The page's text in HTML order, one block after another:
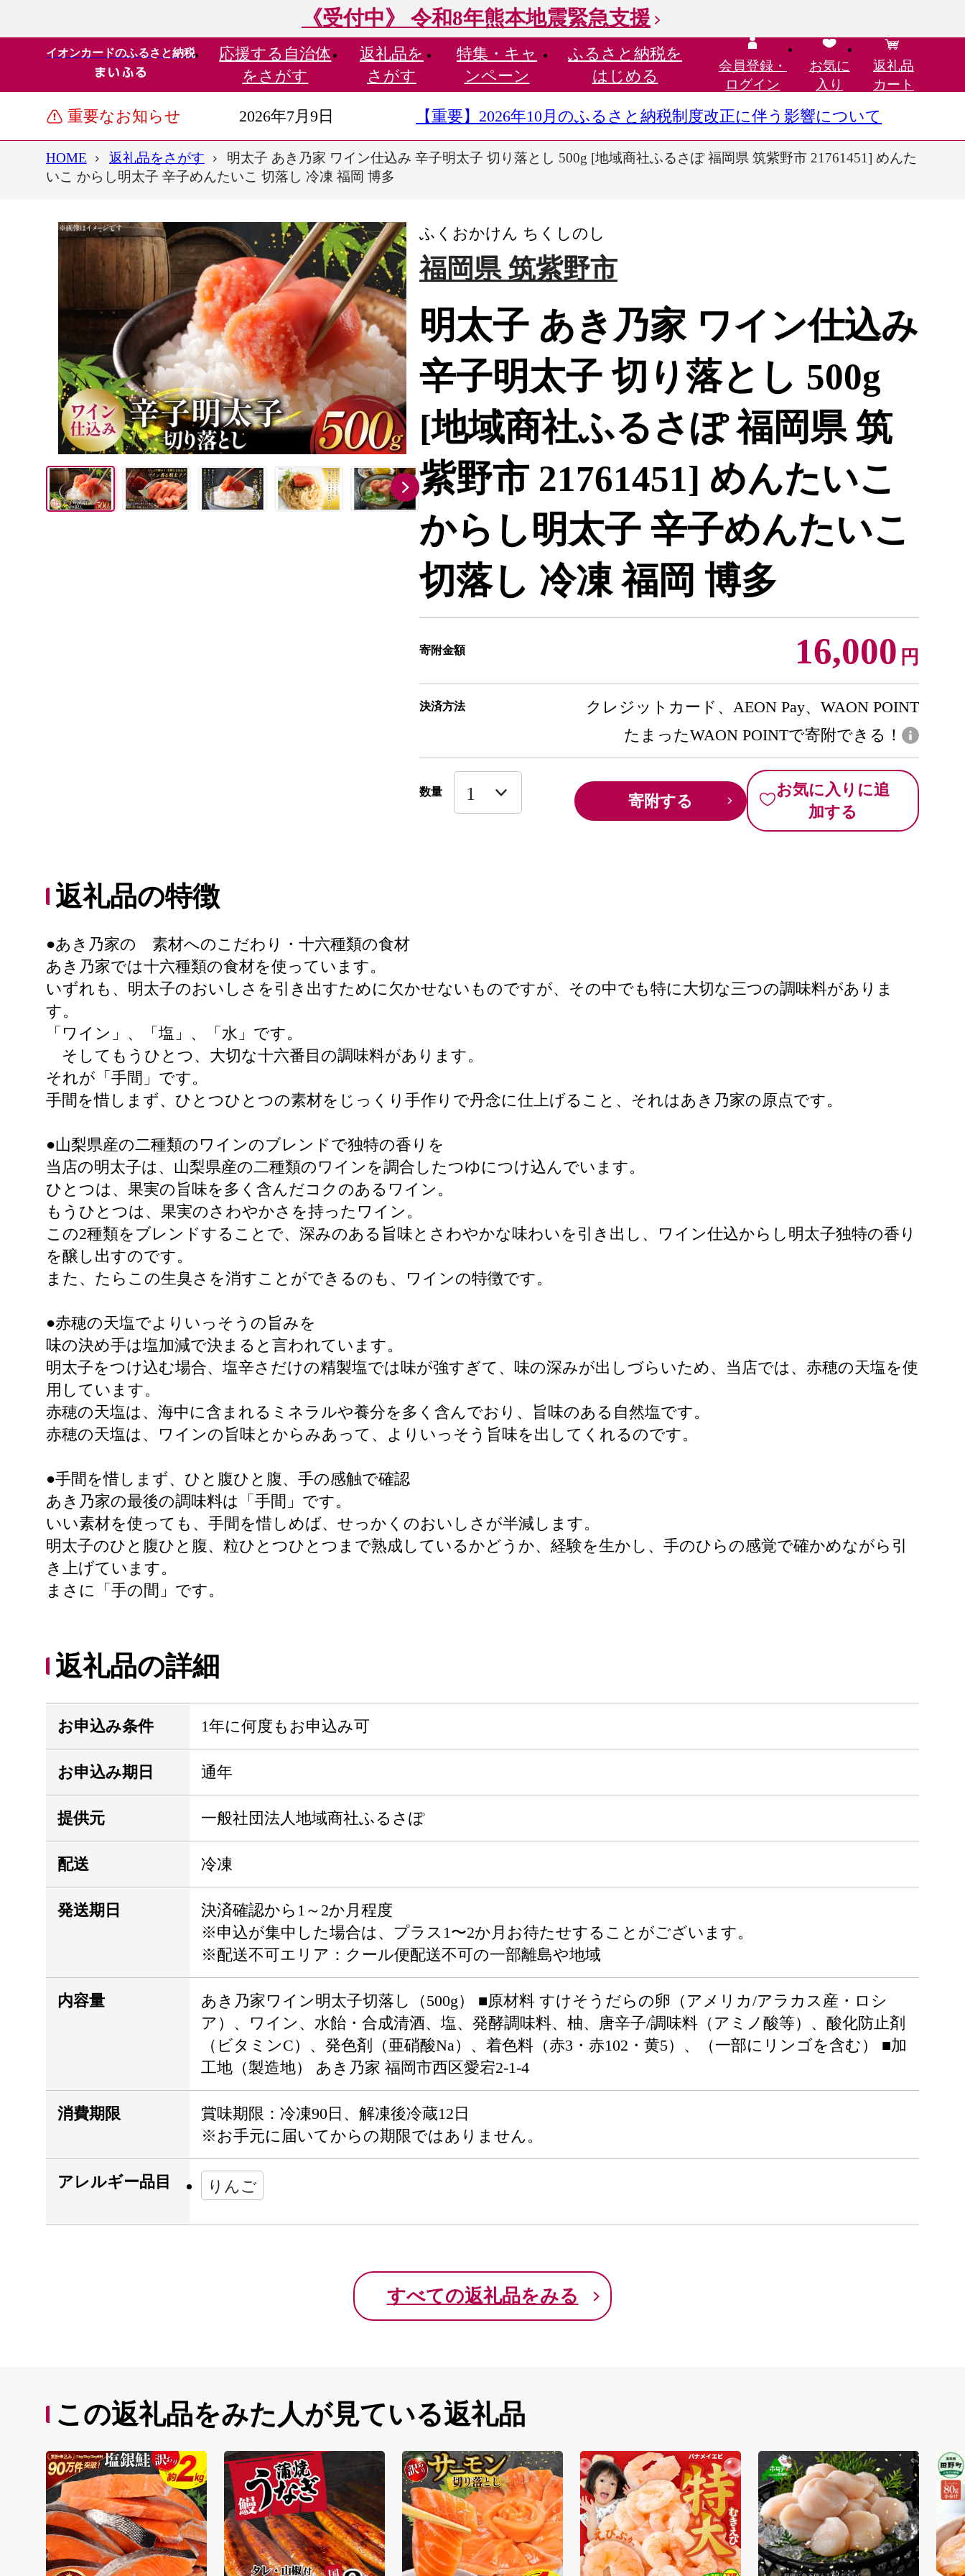
《受付中》 令和8年熊本地震緊急支援
イオンカードのふるさと納税 応援する 自治体
をさがす
返礼品を
さがす
特集・ キャ
ンペーン
ふるさと納税を
はじめる
会員登録・
ログイン
お気に
入り
返礼品
カート
重要なお知らせ 2026年7月9日 【重要】2026年10月のふるさと納税制度改正に伴う影響について
HOME 返礼品をさがす
明太子 あき乃家 ワイン仕込み 辛子明太子 切り落とし 500g [地域商社ふるさぽ 福岡県 筑紫野市 21761451] めんた
いこ からし明太子 辛子めんたいこ 切落し 冷凍 福岡 博多
ふくおかけん ちくしのし
福岡県 筑紫野市
明太子 あき乃家 ワイン仕込み
辛子明太子 切り落とし 500g
[地域商社ふるさぽ 福岡県 筑
紫野市 21761451] めんたいこ
からし明太子 辛子めんたいこ
切落し 冷凍 福岡 博多
寄附金額 16,000 円
決済方法
クレジットカード、AEON Pay、WAON POINT
たまったWAON POINTで寄附できる！
数量 寄附する
お気に入りに追
加する
返礼品の特徴
●あき乃家の 素材へのこだわり・十六種類の食材
あき乃家では十六種類の食材を使っています。
いずれも、明太子のおいしさを引き出すために欠かせないものですが、その中でも特に大切な三つの調味料がありま
す。
「ワイン」、「塩」、「水」です。
そしてもうひとつ、大切な十六番目の調味料があります。
それが「手間」です。
手間を惜しまず、ひとつひとつの素材をじっくり手作りで丹念に仕上げること、それはあき乃家の原点です。
●山梨県産の二種類のワインのブレンドで独特の香りを
当店の明太子は、山梨県産の二種類のワインを調合したつゆにつけ込んでいます。
ひとつは、果実の旨味を多く含んだコクのあるワイン。
もうひとつは、果実のさわやかさを持ったワイン。
この2種類をブレンドすることで、深みのある旨味とさわやかな味わいを引き出し、ワイン仕込からし明太子独特の香り
を醸し出すのです。
また、たらこの生臭さを消すことができるのも、ワインの特徴です。
●赤穂の天塩でよりいっそうの旨みを
味の決め手は塩加減で決まると言われています。
明太子をつけ込む場合、塩辛さだけの精製塩では味が強すぎて、味の深みが出しづらいため、当店では、赤穂の天塩を使
用しています。
赤穂の天塩は、海中に含まれるミネラルや養分を多く含んでおり、旨味のある自然塩です。
赤穂の天塩は、ワインの旨味とからみあって、よりいっそう旨味を出してくれるのです。
●手間を惜しまず、ひと腹ひと腹、手の感触で確認
あき乃家の最後の調味料は「手間」です。
いい素材を使っても、手間を惜しめば、せっかくのおいしさが半減します。
明太子のひと腹ひと腹、粒ひとつひとつまで熟成しているかどうか、経験を生かし、手のひらの感覚で確かめながら引
き上げています。
まさに「手の間」です。
返礼品の詳細
お申込み条件 1年に何度もお申込み可
お申込み期日 通年
提供元 一般社団法人地域商社ふるさぽ
配送 冷凍
発送期日
決済確認から1～2か月程度
※申込が集中した場合は、プラス1〜2か月お待たせすることがございます。
※配送不可エリア：クール便配送不可の一部離島や地域
内容量
あき乃家ワイン明太子切落し（500g） ■原材料 すけそうだらの卵（アメリカ/アラカス産・ロシ
ア）、ワイン、水飴・合成清酒、塩、発酵調味料、柚、唐辛子/調味料（アミノ酸等）、酸化防止剤
（ビタミンC）、発色剤（亜硝酸Na）、着色料（赤3・赤102・黄5）、（一部にリンゴを含む） ■加
工地（製造地） あき乃家 福岡市西区愛宕2-1-4
消費期限
賞味期限：冷凍90日、解凍後冷蔵12日
※お手元に届いてからの期限ではありません。
アレルギー品目 りんご
すべての返礼品をみる
この返礼品をみた人が見ている返礼品